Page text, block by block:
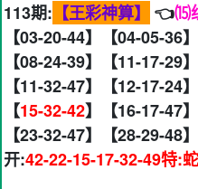
113期: 【王彩神算】 👈⒂
【03-20-44】【04-05-36
【08-24-39】【11-17-29
【11-32-47】【12-17-24
【15-32-42】【16-17-47
【23-32-47】【28-29-48
开:42-22-15-17-32-49特: